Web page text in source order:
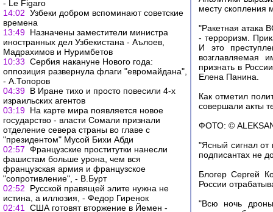
- Le Figaro
14:02 Узбеки добром вспоминают советские
времена
13:49 Назначены заместители министра
иностранных дел Узбекистана - Аълоев,
Мадрахимов и Нуримбетов
10:33 Сербия накануне Нового года:
оппозиция развернула флаги "евромайдана",
- А.Топоров
04:39 В Иране тихо и просто повесили 4-х
израильских агентов
03:19 На карте мира появляется новое
государство - власти Сомали признали
отделение севера страны во главе с
"президентом" Мусой Бихи Абди
02:57 Французские проститутки нанесли
фашистам больше урона, чем вся
французская армия и французское
"сопротивление", - В.Бурт
02:52
Русской правящей элите нужна не
истина, а иллюзия, - Федор Гиренок
02:41
США готовят вторжение в Йемен -
месту скопления
"Ракетная атака
- терроризм.
И это
возглавляемая
признать в
Елена Панина.
Как отметил
совершали акты
ФОТО: ©
"Ясный сигнал
подписантах не
Блогер Сергей
России
"Всю ночь